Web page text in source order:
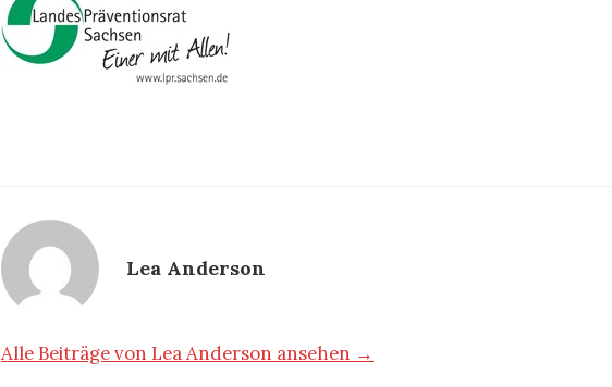
Lea Anderson
Alle Beiträge von Lea Anderson ansehen →